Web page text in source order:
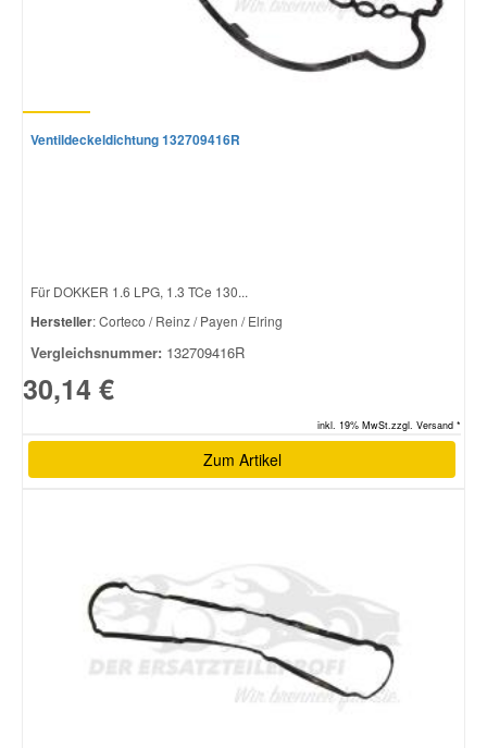
Ventildeckeldichtung 132709416R
Für DOKKER 1.6 LPG, 1.3 TCe 130...
Hersteller: Corteco / Reinz / Payen / Elring
Vergleichsnummer: 132709416R
30,14 €
inkl. 19% MwSt.zzgl. Versand *
Zum Artikel